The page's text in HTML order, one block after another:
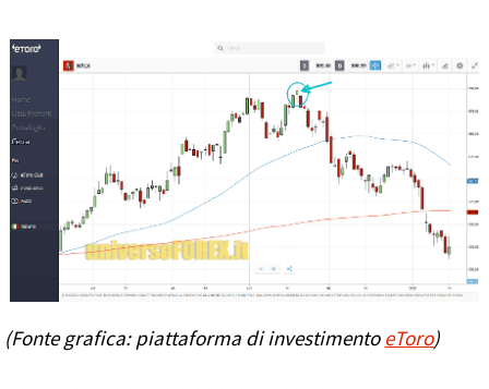
(Fonte grafica: piattaforma di investimentoeToro)